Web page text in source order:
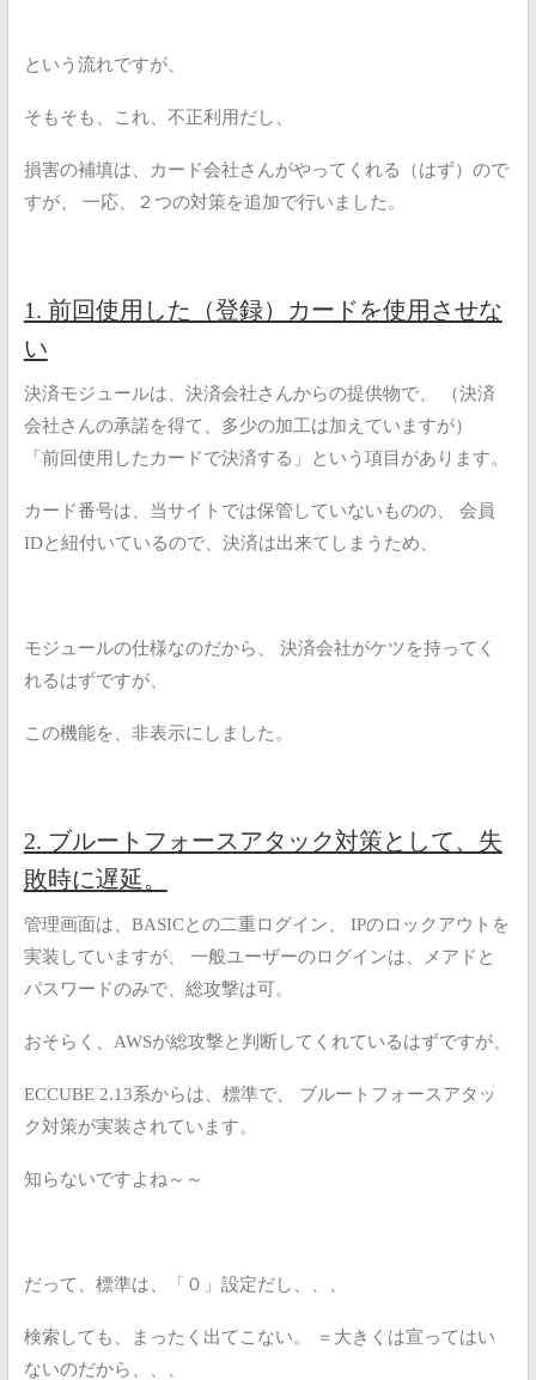
という流れですが、
そもそも、これ、不正利用だし、
損害の補填は、カード会社さんがやってくれる（はず）ので
すが、
一応、２つの対策を追加で行いました。
1. 前回使用した（登録）カードを使用させな
い
決済モジュールは、決済会社さんからの提供物で、
（決済
会社さんの承諾を得て、多少の加工は加えていますが）
「前回使用したカードで決済する」という項目があります。
カード番号は、当サイトでは保管していないものの、
会員
IDと紐付いているので、決済は出来てしまうため、
モジュールの仕様なのだから、
決済会社がケツを持ってく
れるはずですが、
この機能を、非表示にしました。
2. ブルートフォースアタック対策として、失
敗時に遅延。
管理画面は、BASICとの二重ログイン、
IPのロックアウトを
実装していますが、
一般ユーザーのログインは、メアドと
パスワードのみで、総攻撃は可。
おそらく、AWSが総攻撃と判断してくれているはずですが、
ECCUBE 2.13系からは、標準で、
ブルートフォースアタッ
ク対策が実装されています。
知らないですよね～～
だって、標準は、「０」設定だし、、、
検索しても、まったく出てこない。
＝大きくは宣ってはい
ないのだから、、、